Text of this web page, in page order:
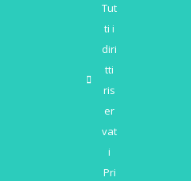
Tut
ti i
diri
tti
ris
er
vat
i
Pri